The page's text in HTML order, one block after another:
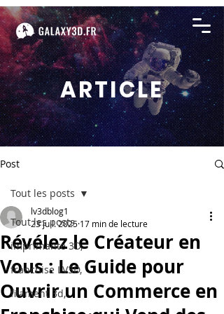
ARTICLE
Post
Tout les posts
imprimante 3D,
franchise LV3D,
filament 3d,
Tout les posts
Révélez le Créateur en
Vous : Le Guide pour
Ouvrir un Commerce en
lv3dblog1
23 juil. 2025 17 min de lecture